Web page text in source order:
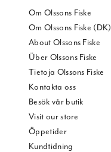
Om Olssons Fiske
Om Olssons Fiske (DK)
About Olssons Fiske
Über Olssons Fiske
Tietoja Olssons Fiske
Kontakta oss
Besök vår butik
Visit our store
Öppetider
Kundtidning